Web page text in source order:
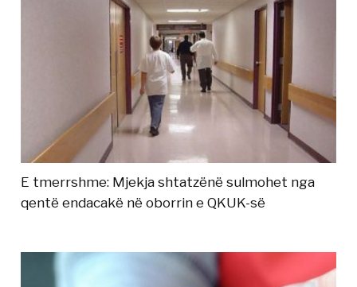
E tmerrshme: Mjekja shtatzënë sulmohet nga
qentë endacakë në oborrin e QKUK-së